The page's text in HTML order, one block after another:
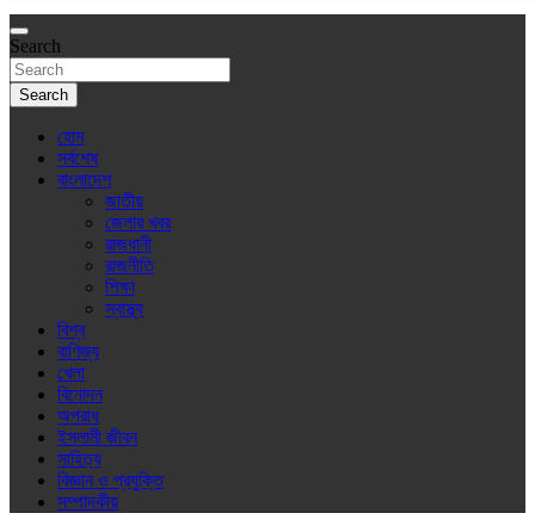
Search
Search
হোম
সর্বশেষ
বাংলাদেশ
জাতীয়
জেলার খবর
রাজধানী
রাজনীতি
শিক্ষা
স্বাস্থ্য
বিশ্ব
বাণিজ্য
খেলা
বিনোদন
অপরাধ
ইসলামী জীবন
সাহিত্য
বিজ্ঞান ও প্রযুক্তি
সম্পাদকীয়